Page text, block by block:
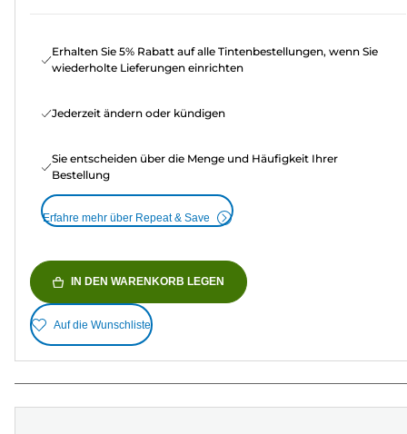
Erhalten Sie 5% Rabatt auf alle Tintenbestellungen, wenn Sie
wiederholte Lieferungen einrichten
Jederzeit ändern oder kündigen
Sie entscheiden über die Menge und Häufigkeit Ihrer
Bestellung
Erfahre mehr über Repeat & Save
IN DEN WARENKORB LEGEN
Auf die Wunschliste